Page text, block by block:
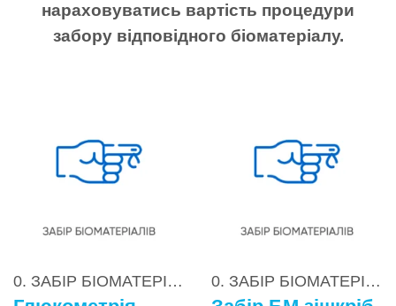
нараховуватись вартість процедури
забору відповідного біоматеріалу.
0. ЗАБІР БІОМАТЕРІАЛІВ 0. ЗАБІР БІОМАТЕРІАЛІВ